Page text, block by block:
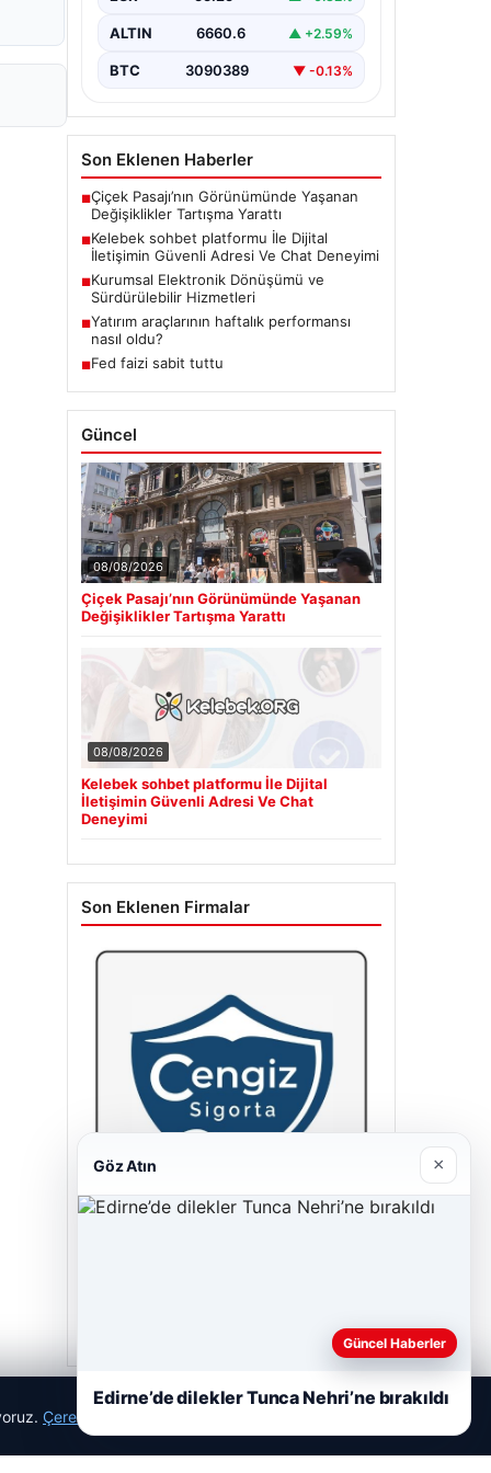
bir biçimde iletişim kurması büyük
Günümüzde birçok…
ALTIN 6660.6 ▲ +2.59%
BTC 3090389 ▼ -0.13%
Son Eklenen Haberler
■Çiçek Pasajı’nın Görünümünde Yaşanan
Değişiklikler Tartışma Yarattı
■Kelebek sohbet platformu İle Dijital
İletişimin Güvenli Adresi Ve Chat Deneyimi
■Kurumsal Elektronik Dönüşümü ve
Sürdürülebilir Hizmetleri
■Yatırım araçlarının haftalık performansı
nasıl oldu?
■Fed faizi sabit tuttu
Güncel
08/08/2026
Çiçek Pasajı’nın Görünümünde Yaşanan
Değişiklikler Tartışma Yarattı
08/08/2026
Kelebek sohbet platformu İle Dijital
İletişimin Güvenli Adresi Ve Chat
Deneyimi
Son Eklenen Firmalar
Çerez Politikamız
Göz Atın ×
Güncel Haberler
Edirne’de dilekler Tunca Nehri’ne bırakıldı